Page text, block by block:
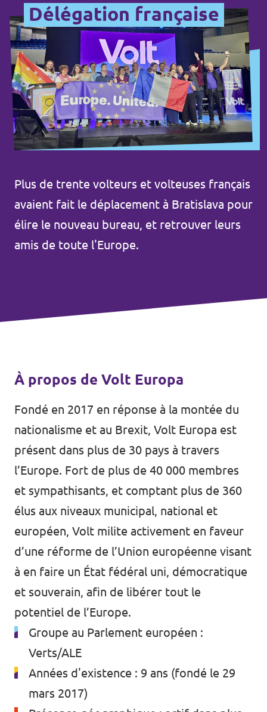
Plus de trente volteurs et volteuses français
avaient fait le déplacement à Bratislava pour
élire le nouveau bureau, et retrouver leurs
amis de toute l'Europe.
Délégation française
À propos de Volt Europa
Fondé en 2017 en réponse à la montée du
nationalisme et au Brexit, Volt Europa est
présent dans plus de 30 pays à travers
l’Europe. Fort de plus de 40 000 membres
et sympathisants, et comptant plus de 360
élus aux niveaux municipal, national et
européen, Volt milite activement en faveur
d’une réforme de l’Union européenne visant
à en faire un État fédéral uni, démocratique
et souverain, afin de libérer tout le
potentiel de l’Europe.
Groupe au Parlement européen :
Verts/ALE
Années d'existence : 9 ans (fondé le 29
mars 2017)